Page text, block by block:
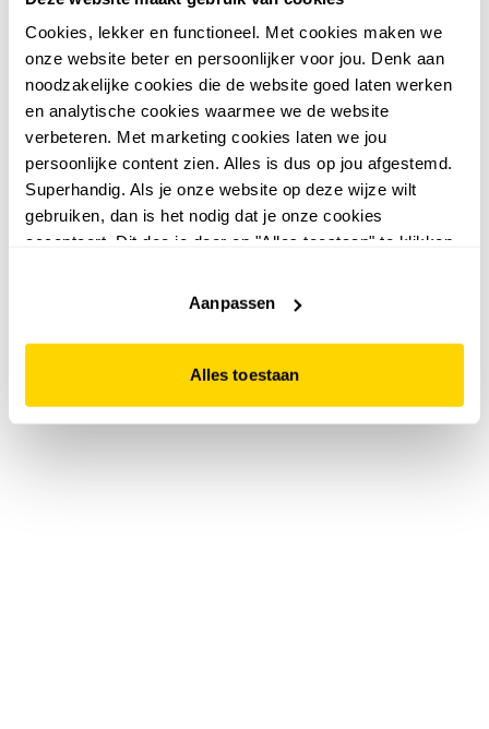
Cookies, lekker en functioneel. Met cookies maken we
onze website beter en persoonlijker voor jou. Denk aan
noodzakelijke cookies die de website goed laten werken
en analytische cookies waarmee we de website
verbeteren. Met marketing cookies laten we jou
persoonlijke content zien. Alles is dus op jou afgestemd.
Superhandig. Als je onze website op deze wijze wilt
gebruiken, dan is het nodig dat je onze cookies
accepteert. Dit doe je door op "Alles toestaan" te klikken.
website niet optimaal functioneert.
Aanpassen
Alles toestaan